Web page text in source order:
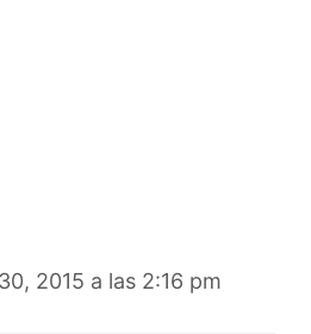
2015 a las 2:16 pm